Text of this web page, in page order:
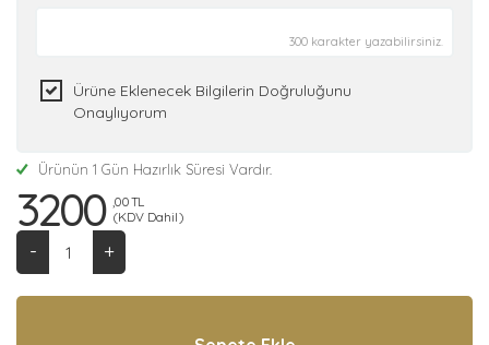
300 karakter yazabilirsiniz.
Ürüne Eklenecek Bilgilerin Doğruluğunu
Onaylıyorum
Ürünün 1 Gün Hazırlık Süresi Vardır.
3200 ,00 TL
(KDV Dahil)
+
-